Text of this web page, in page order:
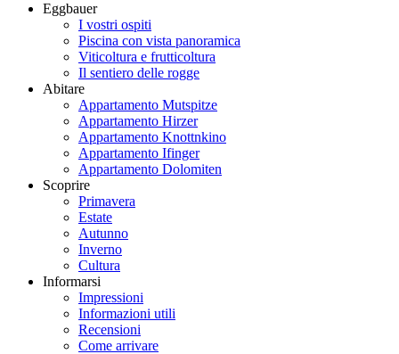
Eggbauer
I vostri ospiti
Piscina con vista panoramica
Viticoltura e frutticoltura
Il sentiero delle rogge
Abitare
Appartamento Mutspitze
Appartamento Hirzer
Appartamento Knottnkino
Appartamento Ifinger
Appartamento Dolomiten
Scoprire
Primavera
Estate
Autunno
Inverno
Cultura
Informarsi
Impressioni
Informazioni utili
Recensioni
Come arrivare